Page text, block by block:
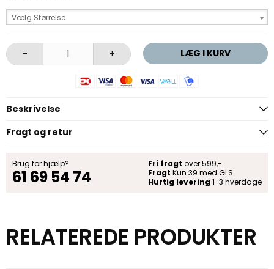
Vælg Størrelse
- + LÆG I KURV
Beskrivelse
Fragt og retur
Brug for hjælp?
61 69 54 74
Fri fragt over 599,-
Fragt Kun 39 med GLS
Hurtig levering 1-3 hverdage
RELATEREDE PRODUKTER